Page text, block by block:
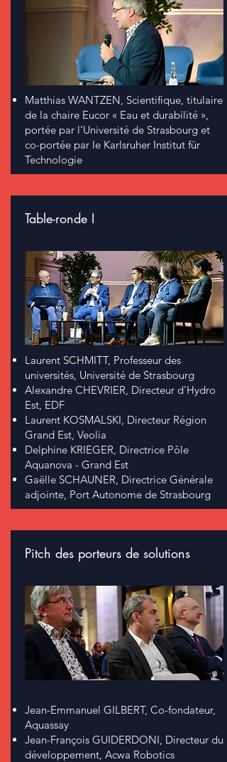
Matthias WANTZEN, Scientifique, titulaire
de la chaire Eucor « Eau et durabilité »,
portée par l’Université de Strasbourg et
co-portée par le Karlsruher Institut für
Technologie
Table-ronde I
Laurent SCHMITT, Professeur des
universités, Université de Strasbourg
Alexandre CHEVRIER, Directeur d'Hydro
Est, EDF
Laurent KOSMALSKI, Directeur Région
Grand Est, Veolia
Delphine KRIEGER, Directrice Pôle
Aquanova - Grand Est
Gaëlle SCHAUNER, Directrice Générale
adjointe, Port Autonome de Strasbourg
Pitch des porteurs de solutions
Jean-Emmanuel GILBERT, Co-fondateur,
Aquassay
Jean-François GUIDERDONI, Directeur du
développement, Acwa Robotics